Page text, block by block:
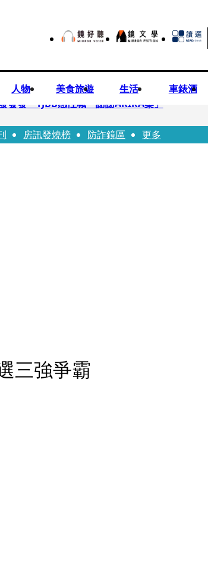
人物 美食旅遊 生活 車錶酒
發發 TJBB感性喊「謝謝AKIRA桑」
時中唯一擋的叫科興
房訊發燒榜 防詐鏡區 更多
三強爭霸